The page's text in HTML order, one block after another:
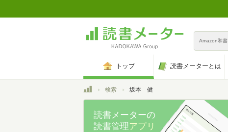
Amazon和書
トップ 読書メーターとは
トップ検索 坂本 健
読書メーターの
読書管理アプリ